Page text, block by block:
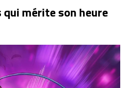
qui mérite son heure